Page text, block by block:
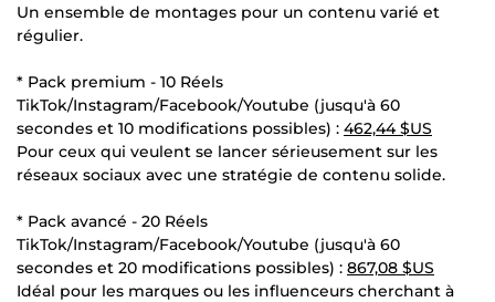
Un ensemble de montages pour un contenu varié et
régulier.
* Pack premium - 10 Réels
TikTok/Instagram/Facebook/Youtube (jusqu'à 60
secondes et 10 modifications possibles) : 462,44 $US
Pour ceux qui veulent se lancer sérieusement sur les
réseaux sociaux avec une stratégie de contenu solide.
* Pack avancé - 20 Réels
TikTok/Instagram/Facebook/Youtube (jusqu'à 60
secondes et 20 modifications possibles) : 867,08 $US
Idéal pour les marques ou les influenceurs cherchant à